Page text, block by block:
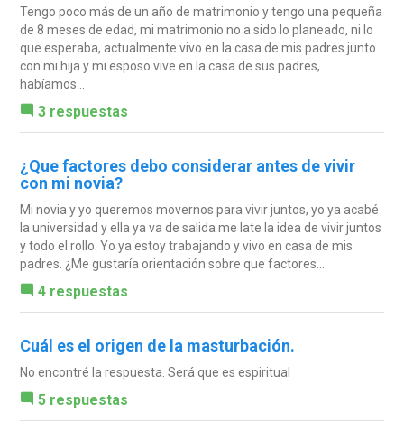
Tengo poco más de un año de matrimonio y tengo una pequeña
de 8 meses de edad, mi matrimonio no a sido lo planeado, ni lo
que esperaba, actualmente vivo en la casa de mis padres junto
con mi hija y mi esposo vive en la casa de sus padres,
habíamos...
3 respuestas
¿Que factores debo considerar antes de vivir
con mi novia?
Mi novia y yo queremos movernos para vivir juntos, yo ya acabé
la universidad y ella ya va de salida me late la idea de vivir juntos
y todo el rollo. Yo ya estoy trabajando y vivo en casa de mis
padres. ¿Me gustaría orientación sobre que factores...
4 respuestas
Cuál es el origen de la masturbación.
No encontré la respuesta. Será que es espiritual
5 respuestas